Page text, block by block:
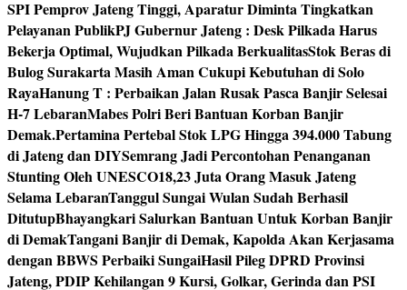
SPI Pemprov Jateng Tinggi, Aparatur Diminta Tingkatkan
Pelayanan PublikPJ Gubernur Jateng : Desk Pilkada Harus
Bekerja Optimal, Wujudkan Pilkada BerkualitasStok Beras di
Bulog Surakarta Masih Aman Cukupi Kebutuhan di Solo
RayaHanung T : Perbaikan Jalan Rusak Pasca Banjir Selesai
H-7 LebaranMabes Polri Beri Bantuan Korban Banjir
Demak.Pertamina Pertebal Stok LPG Hingga 394.000 Tabung
di Jateng dan DIYSemrang Jadi Percontohan Penanganan
Stunting Oleh UNESCO18,23 Juta Orang Masuk Jateng
Selama LebaranTanggul Sungai Wulan Sudah Berhasil
DitutupBhayangkari Salurkan Bantuan Untuk Korban Banjir
di DemakTangani Banjir di Demak, Kapolda Akan Kerjasama
dengan BBWS Perbaiki SungaiHasil Pileg DPRD Provinsi
Jateng, PDIP Kehilangan 9 Kursi, Golkar, Gerinda dan PSI